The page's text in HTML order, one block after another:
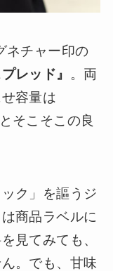
ネチャー印の
レッド』
。両
容量は
そこそこの良
ク」を謳うジ
商品ラベルに
見てみても、
。でも、甘味